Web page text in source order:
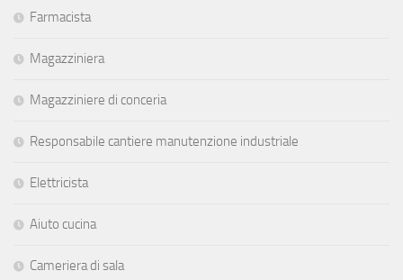
Farmacista
Magazziniera
Magazziniere di conceria
Responsabile cantiere manutenzione industriale
Elettricista
Aiuto cucina
Cameriera di sala